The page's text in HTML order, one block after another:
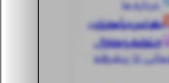
دوره آموزش
و تولید محتوا
تا پیشرفته
درباره ما
قوانین و مقررات
استعلام مدارک